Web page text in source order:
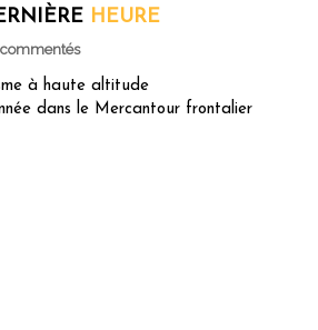
HEURE
commentés
à haute altitude
dans le Mercantour frontalier